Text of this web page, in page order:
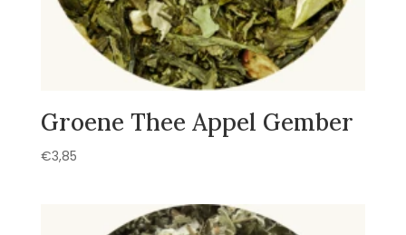
Groene Thee Appel Gember
€3,85